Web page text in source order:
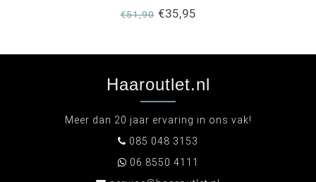
€51,90€35,95
Haaroutlet.nl
Meer dan 20 jaar ervaring in ons vak!
085 048 3153
06 8550 4111